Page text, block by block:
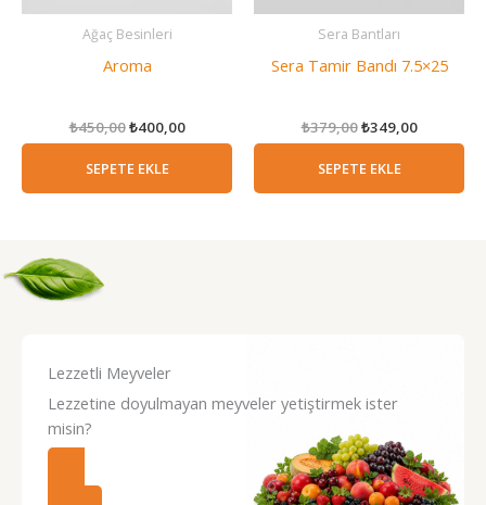
Ağaç Besinleri
Aroma
₺450,00Orijinal
fiyat:
₺450,00.
₺400,00Şu
andaki
SEPETE EKLE
Sera Bantları
Sera Tamir Bandı 7.5×25
₺379,00Orijinal
fiyat:
₺379,00.
₺349,00Şu
andaki
SEPETE EKLE
Lezzetli Meyveler
Lezzetine doyulmayan meyveler yetiştirmek ister
misin?
ALIŞVERİŞE BAŞLA